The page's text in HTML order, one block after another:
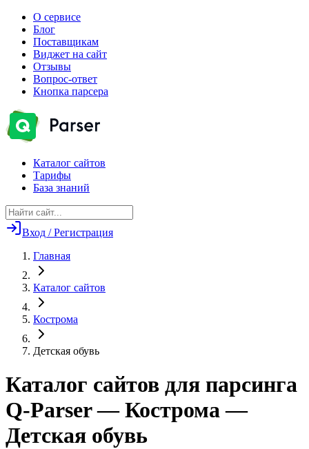
О сервисе
Блог
Поставщикам
Виджет на сайт
Отзывы
Вопрос-ответ
Кнопка парсера
Каталог сайтов
Тарифы
База знаний
Вход / Регистрация
Главная
Каталог сайтов
Кострома
Детская обувь
Каталог сайтов для парсинга
Q-Parser— Кострома —
Детская обувь